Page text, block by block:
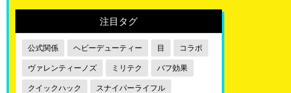
注目タグ
公式関係 ヘビーデューティー 目 コラボ
ヴァレンティーノズ ミリテク バフ効果
クイックハック スナイパーライフル